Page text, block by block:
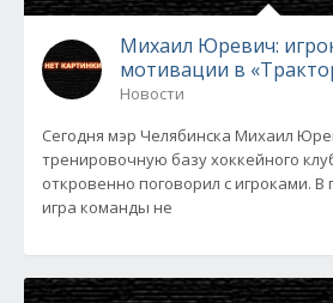
Михаил Юревич:
мотивации в
Новости
Сегодня мэр Челябинска Михаил
тренировочную базу хоккейного
откровенно поговорил с игроками. В
игра команды не